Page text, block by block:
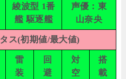
綾波型 1番
艦 駆逐艦
声優：東
山奈央
ス(初期値/最大値)
雷
装
回
避
対
空
搭
載